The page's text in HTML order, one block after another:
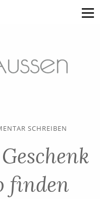
SCHREIBEN
finden